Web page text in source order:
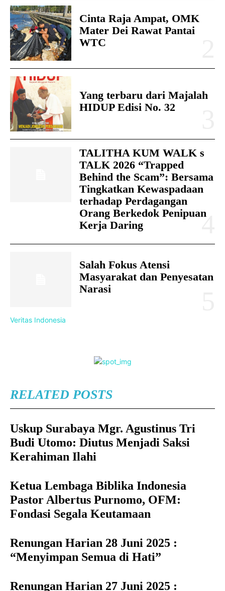
Cinta Raja Ampat, OMK
Mater Dei Rawat Pantai
WTC
Yang terbaru dari Majalah
HIDUP Edisi No. 32
TALITHA KUM WALK s
TALK 2026 “Trapped
Behind the Scam”: Bersama
Tingkatkan Kewaspadaan
terhadap Perdagangan
Orang Berkedok Penipuan
Kerja Daring
Salah Fokus Atensi
Masyarakat dan Penyesatan
Narasi
Veritas Indonesia
RELATED POSTS
Uskup Surabaya Mgr. Agustinus Tri
Budi Utomo: Diutus Menjadi Saksi
Kerahiman Ilahi
Ketua Lembaga Biblika Indonesia
Pastor Albertus Purnomo, OFM:
Fondasi Segala Keutamaan
Renungan Harian 28 Juni 2025 :
“Menyimpan Semua di Hati”
Renungan Harian 27 Juni 2025 :